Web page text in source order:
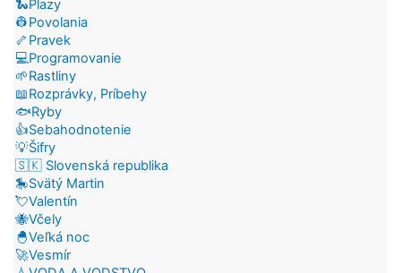
🐍Plazy
👷Povolania
🦴Pravek
💻Programovanie
🌱Rastliny
📖Rozprávky, Príbehy
🐟Ryby
👍Sebahodnotenie
💡Šifry
🇸🇰 Slovenská republika
🎠Svätý Martin
💘Valentín
🐝Včely
🐣Veľká noc
🚀Vesmír